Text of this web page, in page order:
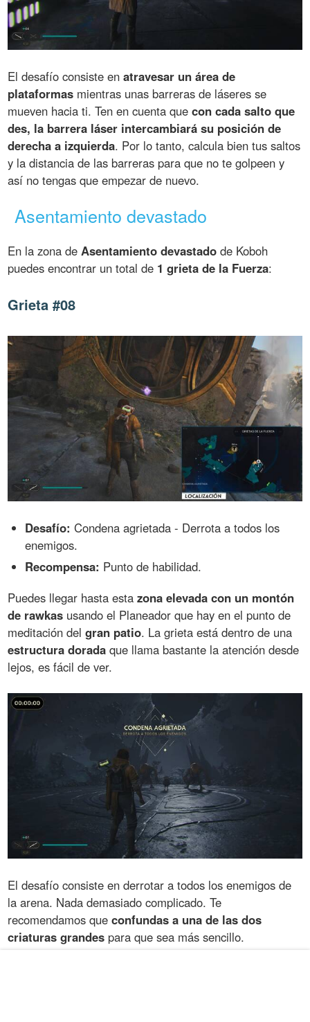
El desafío consiste enatravesar un área de
plataformas mientras unas barreras de láseres se
mueven hacia ti. Ten en cuenta quecon cada salto que
des, la barrera láser intercambiará su posición de
derecha a izquierda. Por lo tanto, calcula bien tus saltos
y la distancia de las barreras para que no te golpeen y
así no tengas que empezar de nuevo.
Asentamiento devastado
En la zona deAsentamiento devastado de Koboh
puedes encontrar un total de 1 grieta de la Fuerza:
Grieta #08
Desafío: Condena agrietada - Derrota a todos los
enemigos.
Recompensa: Punto de habilidad.
Puedes llegar hasta estazona elevada con un montón
de rawkas usando el Planeador que hay en el punto de
meditación delgran patio. La grieta está dentro de una
estructura dorada que llama bastante la atención desde
lejos, es fácil de ver.
El desafío consiste en derrotar a todos los enemigos de
la arena. Nada demasiado complicado. Te
recomendamos queconfundas a una de las dos
criaturas grandes para que sea más sencillo.